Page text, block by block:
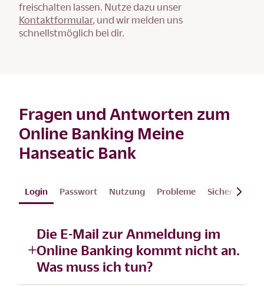
freischalten lassen. Nutze dazu unser
Kontaktformular, und wir melden uns
schnellstmöglich bei dir.
Fragen und Antworten zum
Online Banking Meine
Hanseatic Bank
Login Passwort Nutzung Probleme Sicherheit
Die E-Mail zur Anmeldung im
Online Banking kommt nicht an.
Was muss ich tun?